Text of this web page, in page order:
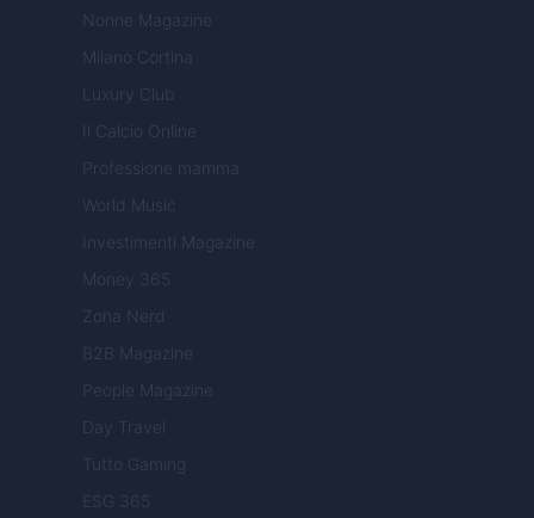
Nonne Magazine
Milano Cortina
Luxury Club
Il Calcio Online
Professione mamma
World Music
Investimenti Magazine
Money 365
Zona Nerd
B2B Magazine
People Magazine
Day Travel
Tutto Gaming
ESG 365